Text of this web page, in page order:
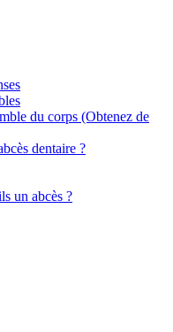
du corps (Obtenez de
dentaire ?
un abcès ?